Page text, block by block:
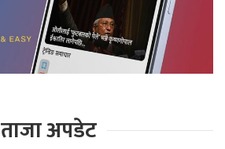
ताजा अपडेट